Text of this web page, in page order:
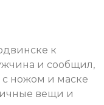
к
и сообщил,
с ножом и маске
вещи и